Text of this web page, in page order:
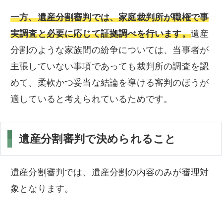
一方、遺産分割審判では、家庭裁判所が職権で事
実調査と必要に応じて証拠調べを行います。遺産
分割のような家族間の紛争については、当事者が
主張していない事項であっても裁判所の調査を認
めて、柔軟かつ妥当な結論を導ける審判のほうが
適していると考えられているためです。
遺産分割審判で決められること
遺産分割審判では、遺産分割の内容のみが審理対
象となります。